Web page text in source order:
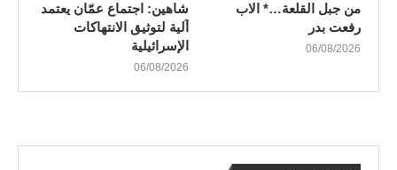
من جبل القلعة…* الاب
رفعت بدر
06/08/2026
شاهين: اجتماع عمّان يعتمد
آلية لتوثيق الانتهاكات
الإسرائيلية
06/08/2026